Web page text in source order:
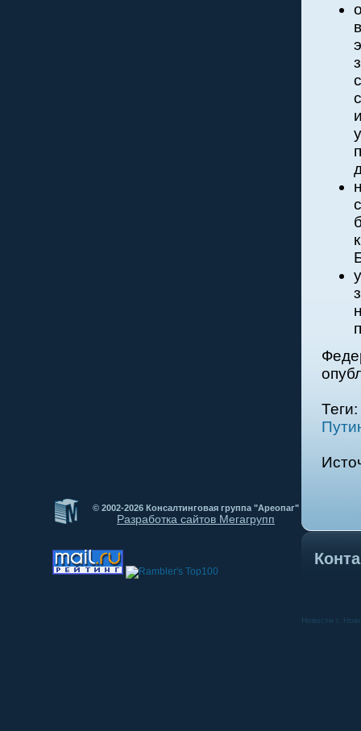
Теги:
© 2002-2026 Консалтинговая группа "Ареопаг"
Разработка сайтов Мегагрупп
Новости г.